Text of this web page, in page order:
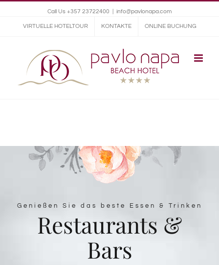
Call Us +357 23722400 info@pavlonapa.com
VIRTUELLE HOTELTOUR KONTAKTE ONLINE BUCHUNG
Genießen Sie das beste Essen & Trinken
Restaurants &
Bars